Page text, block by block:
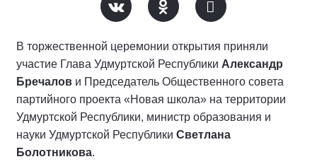
В торжественной церемонии открытия приняли
участие Глава Удмуртской Республики Александр
Бречалов и Председатель Общественного совета
партийного проекта «Новая школа» на территории
Удмуртской Республики, министр образования и
науки Удмуртской Республики Светлана
Болотникова.